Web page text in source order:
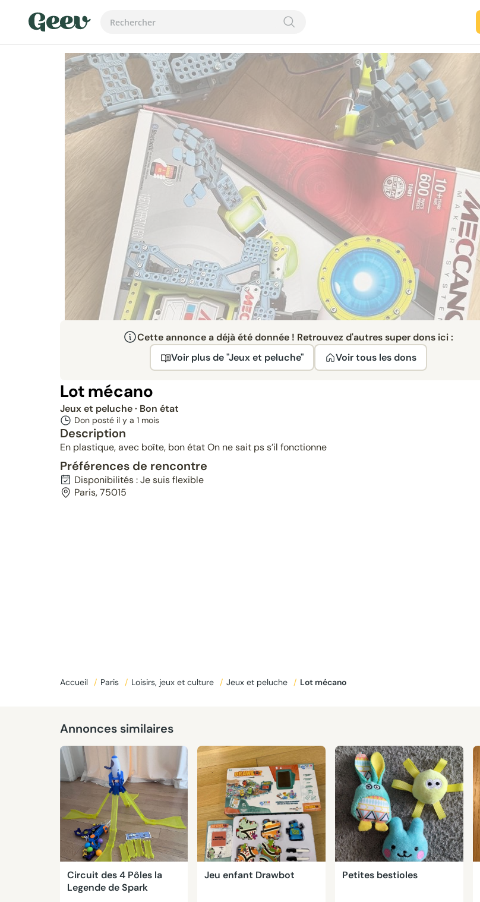
Cette annonce a déjà été donnée ! Retrouvez d'autres super dons ici :
Voir plus de "Jeux et peluche"
Voir tous les dons
Lot mécano
Jeux et peluche· Bon état
Don posté il y a 1 mois
Description
En plastique, avec boîte, bon état On ne sait ps s’il fonctionne
Préférences de rencontre
Disponibilités : Je suis flexible
Paris, 75015
Accueil / Paris / Loisirs, jeux et culture / Jeux et peluche / Lot mécano
Annonces similaires
Circuit des 4 Pôles la
Legende de Spark
Jeu enfant Drawbot Petites bestioles